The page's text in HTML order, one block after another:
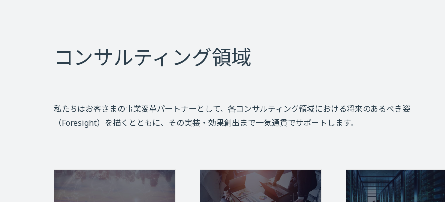
コンサルティング領域
私たちはお客さまの事業変革パートナーとして、各コンサルティング領域における将来のあるべき姿
（Foresight）を描くとともに、その実装・効果創出まで一気通貫でサポートします。